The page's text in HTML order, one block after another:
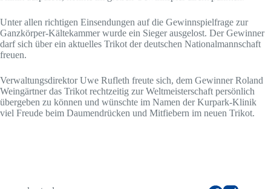
Unter allen richtigen Einsendungen auf die Gewinnspielfrage zur
Ganzkörper-Kältekammer wurde ein Sieger ausgelost. Der Gewinner
darf sich über ein aktuelles Trikot der deutschen Nationalmannschaft
freuen.
Verwaltungsdirektor Uwe Rufleth freute sich, dem Gewinner Roland
Weingärtner das Trikot rechtzeitig zur Weltmeisterschaft persönlich
übergeben zu können und wünschte im Namen der Kurpark-Klinik
viel Freude beim Daumendrücken und Mitfiebern im neuen Trikot.